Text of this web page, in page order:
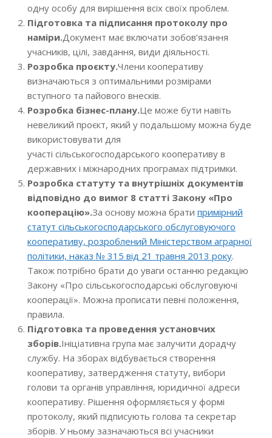
одну особу для вирішення всіх своїх проблем.
Підготовка та підписання протоколу про
наміри.Документ має включати зобов’язання
учасників, цілі, завдання, види діяльності.
Розробка проєкту.Члени кооперативу
визначаються з оптимальними розмірами
вступного та пайового внесків.
Розробка бізнес-плану.Це може бути навіть
невеликий проєкт, який у подальшому можна буде
використовувати для
участі сільськогосподарського кооперативу в
державних і міжнародних програмах підтримки.
Розробка статуту та внутрішніх документів
відповідно до вимог 8 статті Закону «Про
кооперацію».За основу можна брати примірний
статут сільськогосподарського обслуговуючого
кооперативу, розроблений Міністерством аграрної
політики, наказ № 315 від 21 травня 2013 року.
Також потрібно брати до уваги останню редакцію
Закону «Про сільськогосподарські обслуговуючі
кооперації». Можна прописати певні положення,
правила.
Підготовка та проведення установчих
зборів.Ініціативна група має залучити дорадчу
службу. На зборах відбувається створення
кооперативу, затвердження статуту, вибори
голови та органів управління, юридичної адреси
кооперативу. Рішення оформляється у формі
протоколу, який підписують голова та секретар
зборів. У ньому зазначаються всі учасники